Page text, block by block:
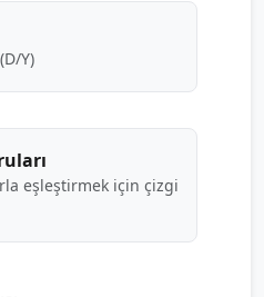
Y)
eşleştirmek için çizgi